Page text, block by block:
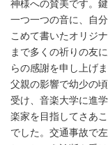
一つ一つの音に、自
こめて書いたオリジ
まで多くの祈りの友
らの感謝を申し上げま
父親の影響で幼少の
受け、音楽大学に進
楽家を目指してさあ
でした。交通事故で